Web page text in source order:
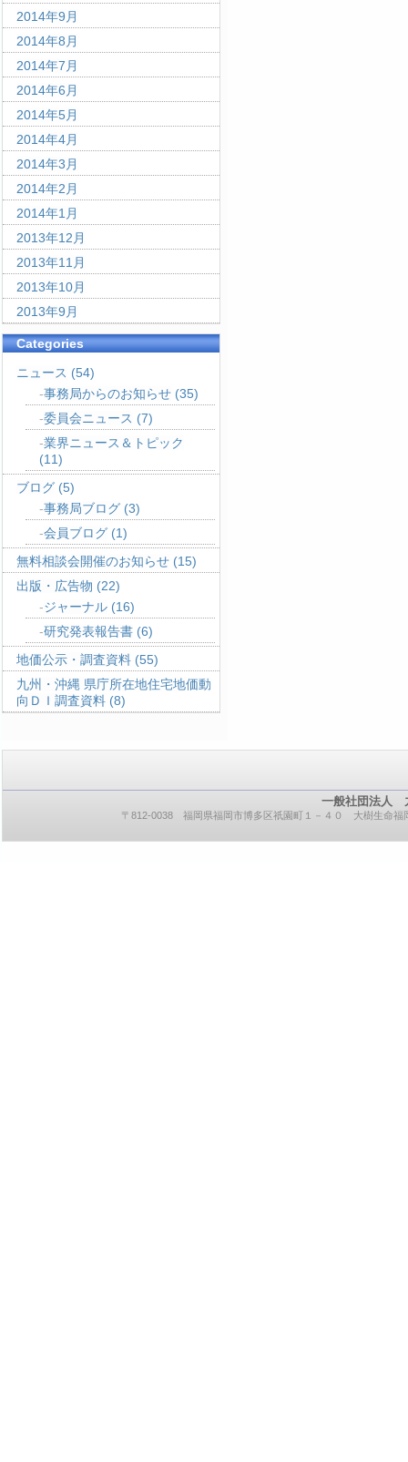
2014年9月
2014年8月
2014年7月
2014年6月
2014年5月
2014年4月
2014年3月
2014年2月
2014年1月
2013年12月
2013年11月
2013年10月
2013年9月
Categories
ニュース (54)
事務局からのお知らせ (35)
委員会ニュース (7)
業界ニュース＆トピック
(11)
ブログ (5)
事務局ブログ (3)
会員ブログ (1)
無料相談会開催のお知らせ (15)
出版・広告物 (22)
ジャーナル (16)
研究発表報告書 (6)
地価公示・調査資料 (55)
九州・沖縄 県庁所在地住宅地価動
向ＤＩ調査資料 (8)
一般社団法人
〒812-0038 福岡県福岡市博多区祇園町１－４０ 大樹生命